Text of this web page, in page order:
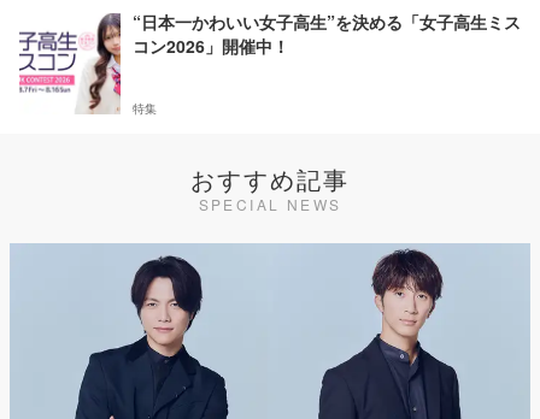
“日本一かわいい女子高生”を決める「女子高生ミス
コン2026」開催中！
特集
おすすめ記事
SPECIAL NEWS